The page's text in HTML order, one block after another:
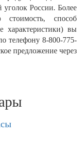
России. Более
способ
характеристики) вы
телефону 8-800-775-
предложение через